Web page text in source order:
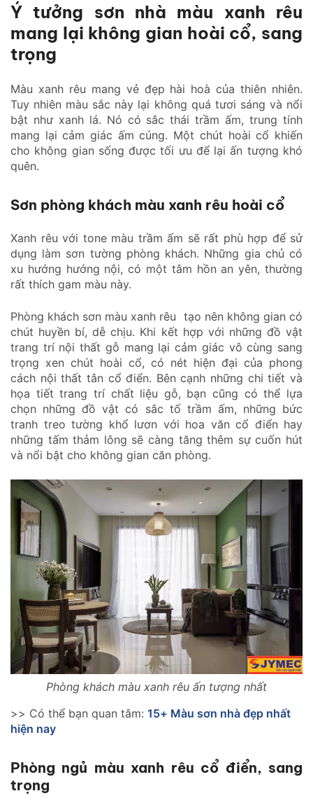
Ý tưởng sơn nhà màu xanh rêu
mang lại không gian hoài cổ, sang
trọng
Màu xanh rêu mang vẻ đẹp hài hoà của thiên nhiên.
Tuy nhiên màu sắc này lại không quá tươi sáng và nổi
bật như xanh lá. Nó có sắc thái trầm ấm, trung tính
mang lại cảm giác ấm cúng. Một chút hoài cổ khiến
cho không gian sống được tối ưu để lại ấn tượng khó
quên.
Sơn phòng khách màu xanh rêu hoài cổ
Xanh rêu với tone màu trầm ấm sẽ rất phù hợp để sử
dụng làm sơn tường phòng khách. Những gia chủ có
xu hướng hướng nội, có một tâm hồn an yên, thường
rất thích gam màu này.
Phòng khách sơn màu xanh rêu tạo nên không gian có
chút huyền bí, dễ chịu. Khi kết hợp với những đồ vật
trang trí nội thất gỗ mang lại cảm giác vô cùng sang
trọng xen chút hoài cổ, có nét hiện đại của phong
cách nội thất tân cổ điển. Bên cạnh những chi tiết và
họa tiết trang trí chất liệu gỗ, bạn cũng có thể lựa
chọn những đồ vật có sắc tố trầm ấm, những bức
tranh treo tường khổ lươn với hoa văn cổ điển hay
những tấm thảm lông sẽ càng tăng thêm sự cuốn hút
và nổi bật cho không gian căn phòng.
Phòng khách màu xanh rêu ấn tượng nhất
>> Có thể bạn quan tâm: 15+ Màu sơn nhà đẹp nhất
hiện nay
Phòng ngủ màu xanh rêu cổ điển, sang
trọng